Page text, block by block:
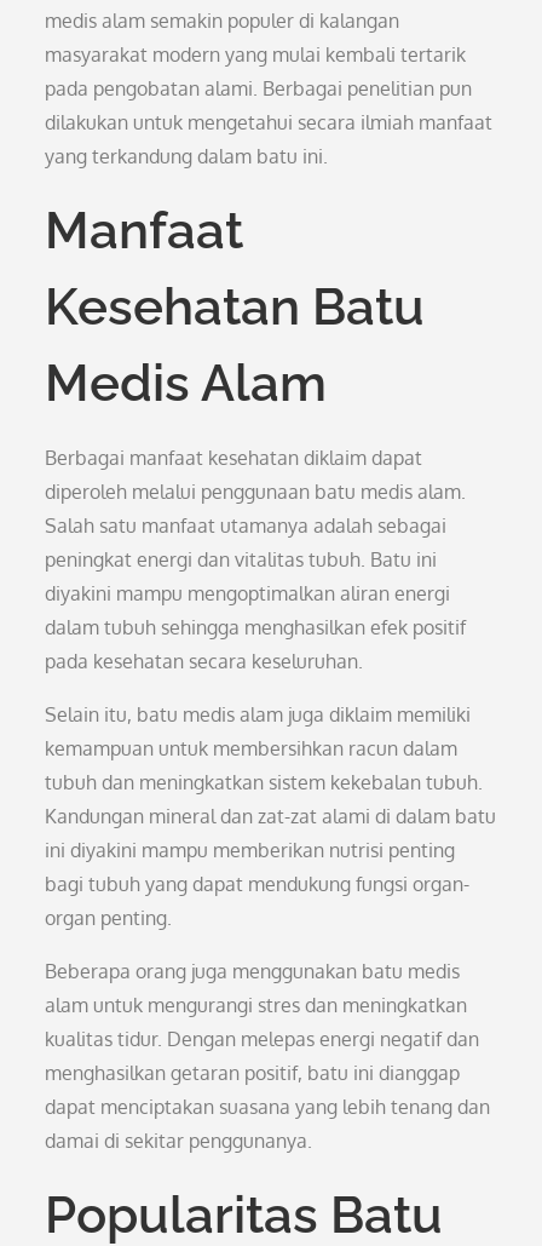
medis alam semakin populer di kalangan
masyarakat modern yang mulai kembali tertarik
pada pengobatan alami. Berbagai penelitian pun
dilakukan untuk mengetahui secara ilmiah manfaat
yang terkandung dalam batu ini.
Manfaat
Kesehatan Batu
Medis Alam
Berbagai manfaat kesehatan diklaim dapat
diperoleh melalui penggunaan batu medis alam.
Salah satu manfaat utamanya adalah sebagai
peningkat energi dan vitalitas tubuh. Batu ini
diyakini mampu mengoptimalkan aliran energi
dalam tubuh sehingga menghasilkan efek positif
pada kesehatan secara keseluruhan.
Selain itu, batu medis alam juga diklaim memiliki
kemampuan untuk membersihkan racun dalam
tubuh dan meningkatkan sistem kekebalan tubuh.
Kandungan mineral dan zat-zat alami di dalam batu
ini diyakini mampu memberikan nutrisi penting
bagi tubuh yang dapat mendukung fungsi organ-
organ penting.
Beberapa orang juga menggunakan batu medis
alam untuk mengurangi stres dan meningkatkan
kualitas tidur. Dengan melepas energi negatif dan
menghasilkan getaran positif, batu ini dianggap
dapat menciptakan suasana yang lebih tenang dan
damai di sekitar penggunanya.
Popularitas Batu